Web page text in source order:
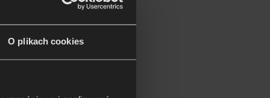
O plikach cookies